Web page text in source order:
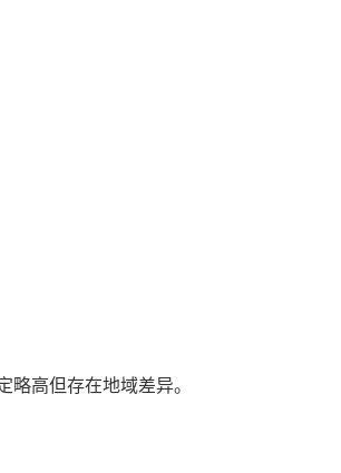
高但存在地域差异。